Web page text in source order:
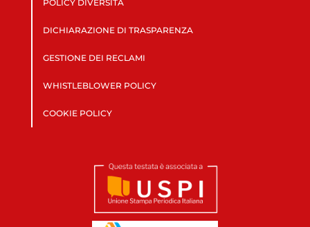
POLICY DIVERSITÀ
DICHIARAZIONE DI TRASPARENZA
GESTIONE DEI RECLAMI
WHISTLEBLOWER POLICY
COOKIE POLICY